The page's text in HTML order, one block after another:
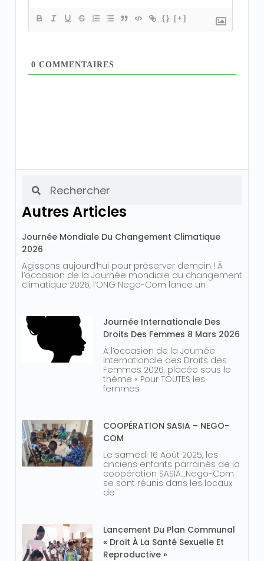
{} [+]
0 COMMENTAIRES
Autres Articles
Journée Mondiale Du Changement Climatique
2026
Agissons aujourd’hui pour préserver demain ! À
l’occasion de la Journée mondiale du changement
climatique 2026, l’ONG Nego-Com lance un
Journée Internationale Des
Droits Des Femmes 8 Mars 2026
À l’occasion de la Journée
Internationale des Droits des
Femmes 2026, placée sous le
thème « Pour TOUTES les
femmes
COOPÉRATION SASIA – NEGO-
COM
Le samedi 16 Août 2025, les
anciens enfants parrainés de la
coopération SASIA_Nego-Com
se sont réunis dans les locaux
de
Lancement Du Plan Communal
« Droit À La Santé Sexuelle Et
Reproductive »